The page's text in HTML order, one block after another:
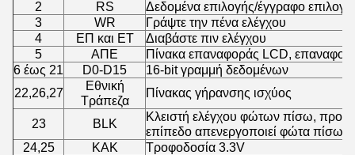
2
RS
Δεδομένα επιλογής/έγγραφο
3
WR
Γράψτε την πένα ελέγχου
4
ΕΠ και ΕΤ
Διαβάστε πιν ελέγχου
5
ΑΠΕ
Πίνακα επαναφοράς LCD,
6 έως 21
D0-D15
16-bit γραμμή δεδομένων
22,26,27
Εθνική
Τράπεζα
Πίνακας γήρανσης ισχύος
23 BLK
Κλειστή ελέγχου φώτων πίσω,
επίπεδο απενεργοποιεί φώτα πίσω
24,25
ΚΑΚ
Τροφοδοσία 3.3V